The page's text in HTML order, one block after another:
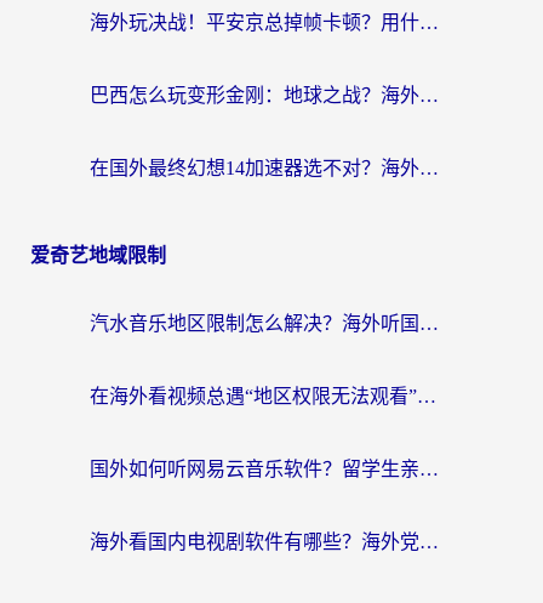
海外玩决战！平安京总掉帧卡顿？用什么加速器比较好？实测指南来了
巴西怎么玩变形金刚：地球之战？海外玩家国服游戏加速终极指南（附新诛仙延迟密室逃脱18解决办法）
在国外最终幻想14加速器选不对？海外玩家的国服游戏加速避坑指南
爱奇艺地域限制
汽水音乐地区限制怎么解决？海外听国内音乐的实用指南来了
在海外看视频总遇“地区权限无法观看”？这篇攻略帮你轻松解锁国内影视动漫
国外如何听网易云音乐软件？留学生亲测有效的回国加速方案
海外看国内电视剧软件有哪些？海外党专属追剧指南来了